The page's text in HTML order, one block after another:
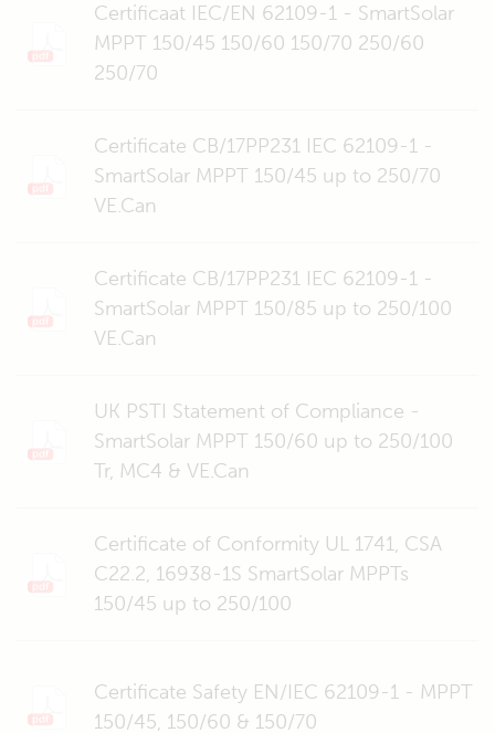
Certificaat IEC/EN 62109-1 - SmartSolar
MPPT 150/45 150/60 150/70 250/60
250/70
Certificate CB/17PP231 IEC 62109-1 -
SmartSolar MPPT 150/45 up to 250/70
VE.Can
Certificate CB/17PP231 IEC 62109-1 -
SmartSolar MPPT 150/85 up to 250/100
VE.Can
UK PSTI Statement of Compliance -
SmartSolar MPPT 150/60 up to 250/100
Tr, MC4 & VE.Can
Certificate of Conformity UL 1741, CSA
C22.2, 16938-1S SmartSolar MPPTs
150/45 up to 250/100
Certificate Safety EN/IEC 62109-1 - MPPT
150/45, 150/60 & 150/70